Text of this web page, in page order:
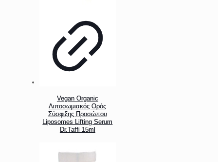
Vegan Organic
Λιποσωμιακός Ορός
Σύσφιξης Προσώπου
Liposomes Lifting Serum
Dr.Taffi 15ml